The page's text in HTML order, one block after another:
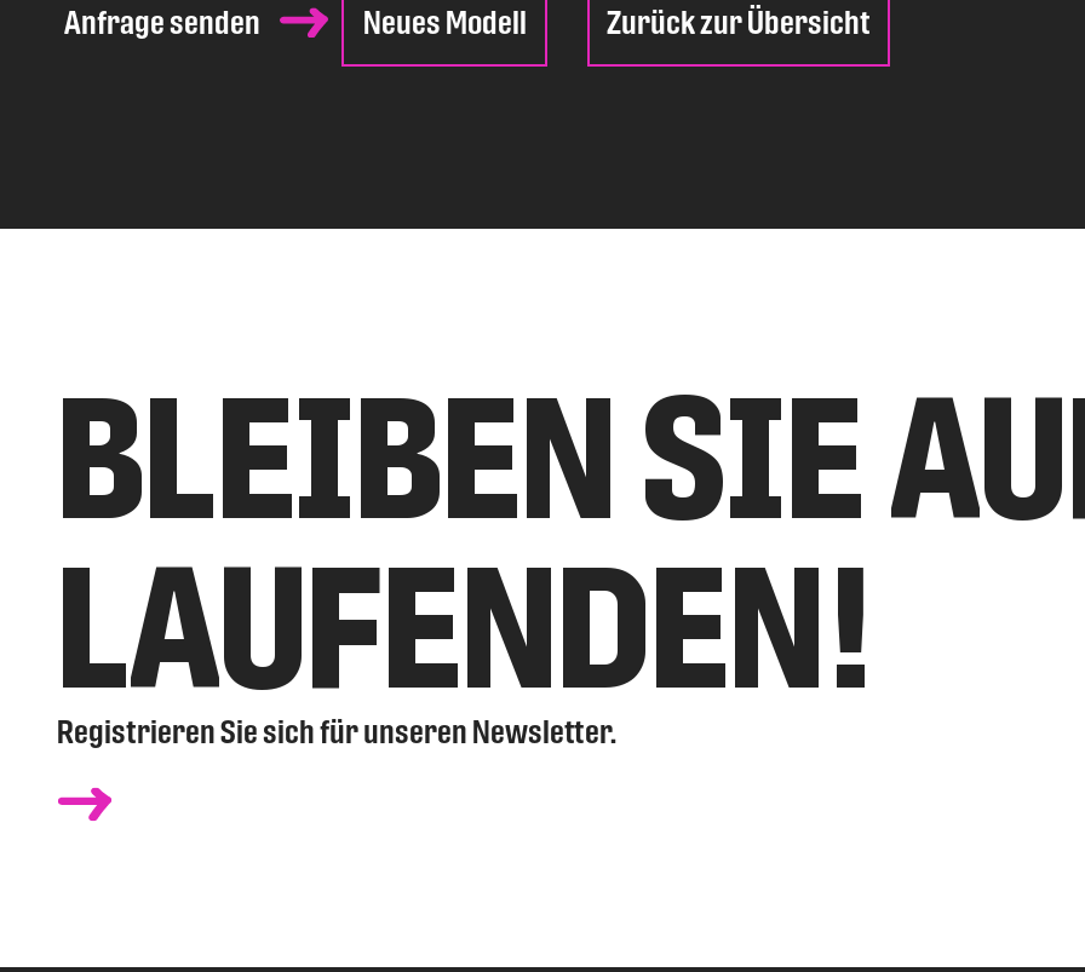
Anfrage senden Neues Modell Zurück zur Übersicht
BLEIBEN SIE
LAUFENDEN!
Registrieren Sie sich für unseren Newsletter.